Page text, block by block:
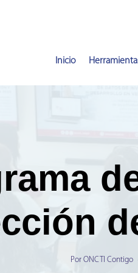
Inicio
Por ONCTI Contigo